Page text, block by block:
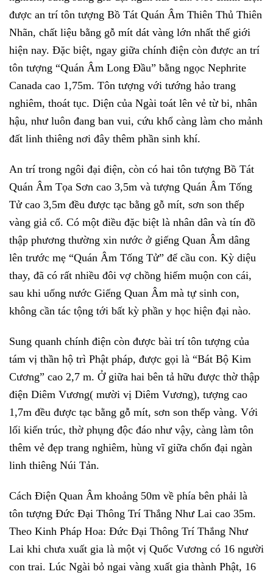
được an trí tôn tượng Bồ Tát Quán Âm Thiên Thủ Thiên
Nhãn, chất liệu bằng gỗ mít dát vàng lớn nhất thế giới
hiện nay. Đặc biệt, ngay giữa chính điện còn được an trí
tôn tượng “Quán Âm Long Đầu” bằng ngọc Nephrite
Canada cao 1,75m. Tôn tượng với tướng hảo trang
nghiêm, thoát tục. Diện của Ngài toát lên vẻ từ bi, nhân
hậu, như luôn đang ban vui, cứu khổ càng làm cho mảnh
đất linh thiêng nơi đây thêm phần sinh khí.
An trí trong ngôi đại điện, còn có hai tôn tượng Bồ Tát
Quán Âm Tọa Sơn cao 3,5m và tượng Quán Âm Tống
Tử cao 3,5m đều được tạc bằng gỗ mít, sơn son thếp
vàng giả cổ. Có một điều đặc biệt là nhân dân và tín đồ
thập phương thường xin nước ở giếng Quan Âm dâng
lên trước mẹ “Quán Âm Tống Tử” để cầu con. Kỳ diệu
thay, đã có rất nhiều đôi vợ chồng hiếm muộn con cái,
sau khi uống nước Giếng Quan Âm mà tự sinh con,
không cần tác tộng tới bất kỳ phần y học hiện đại nào.
Sung quanh chính điện còn được bài trí tôn tượng của
tám vị thần hộ trì Phật pháp, được gọi là “Bát Bộ Kim
Cương” cao 2,7 m. Ở giữa hai bên tả hữu được thờ thập
điện Diêm Vương( mười vị Diêm Vương), tượng cao
1,7m đều được tạc bằng gỗ mít, sơn son thếp vàng. Với
lối kiến trúc, thờ phụng độc đáo như vậy, càng làm tôn
thêm vẻ đẹp trang nghiêm, hùng vĩ giữa chốn đại ngàn
linh thiêng Núi Tản.
Cách Điện Quan Âm khoảng 50m về phía bên phải là
tôn tượng Đức Đại Thông Trí Thắng Như Lai cao 35m.
Theo Kinh Pháp Hoa: Ðức Ðại Thông Trí Thắng Như
Lai khi chưa xuất gia là một vị Quốc Vương có 16 người
con trai. Lúc Ngài bỏ ngai vàng xuất gia thành Phật, 16